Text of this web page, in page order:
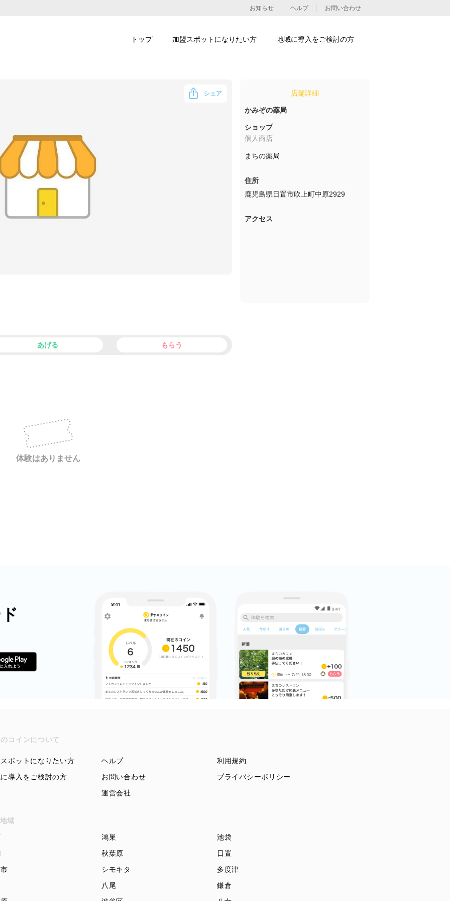
シェア
facebook
X
あげる もらう
体験はありません
店舗詳細
かみぞの薬局
ショップ
個人商店
まちの薬局
住所
鹿児島県日置市吹上町中原2929
アクセス
コインについて
ポットになりたい方
導入をご検討の方
ヘルプ
お問い合わせ
運営会社
利用規約
プライバシーポリシー
域
鴻巣
池袋
秋葉原
日置
シモキタ
多度津
八尾
鎌倉
お知らせ ヘルプ お問い合わせ
トップ 加盟スポットになりたい方 地域に導入をご検討の方